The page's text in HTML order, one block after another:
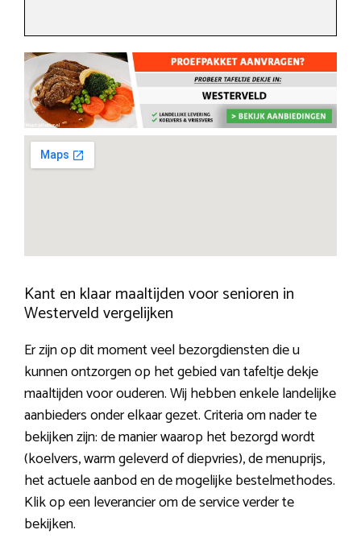
Kant en klaar maaltijden voor senioren in
Westerveld vergelijken
Er zijn op dit moment veel bezorgdiensten die u
kunnen ontzorgen op het gebied van tafeltje dekje
maaltijden voor ouderen. Wij hebben enkele landelijke
aanbieders onder elkaar gezet. Criteria om nader te
bekijken zijn: de manier waarop het bezorgd wordt
(koelvers, warm geleverd of diepvries), de menuprijs,
het actuele aanbod en de mogelijke bestelmethodes.
Klik op een leverancier om de service verder te
bekijken.